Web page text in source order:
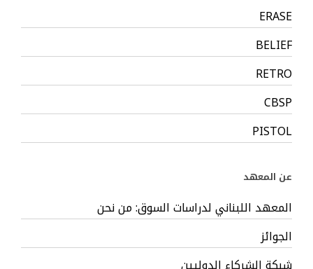
ERASE
BELIEF
RETRO
CBSP
PISTOL
عن المعهد
المعهد اللبناني لدراسات السوق: من نحن
الجوائز